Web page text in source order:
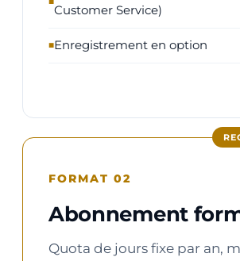
Customer Service)
Enregistrement en option
FORMAT 02
Abonnement
Quota de jours fixe par an,